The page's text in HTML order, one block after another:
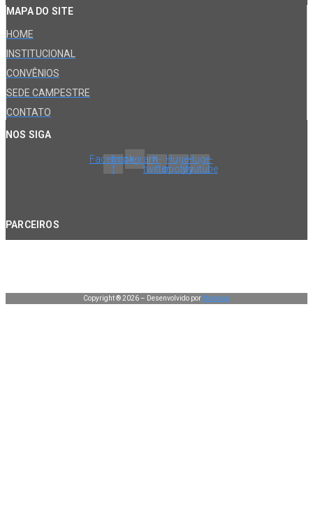
MAPA DO SITE
HOME
INSTITUCIONAL
CONVÊNIOS
SEDE CAMPESTRE
CONTATO
NOS SIGA
Facebook-
f
InstagramX-
twitter
Huge-
spotify
Huge-
youtube
PARCEIROS
Copyright ® 2026 – Desenvolvido por Manduá